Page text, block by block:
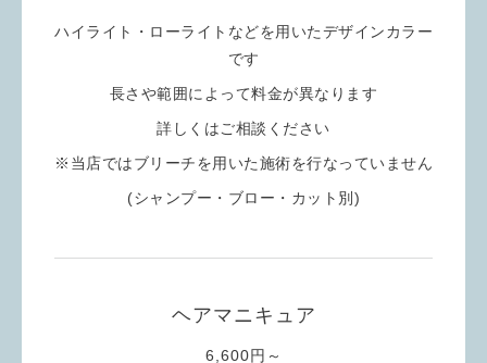
ハイライト・ローライトなどを用いたデザインカラー
です
長さや範囲によって料金が異なります
詳しくはご相談ください
※当店ではブリーチを用いた施術を行なっていません
(シャンプー・ブロー・カット別)
ヘアマニキュア
6,600円～